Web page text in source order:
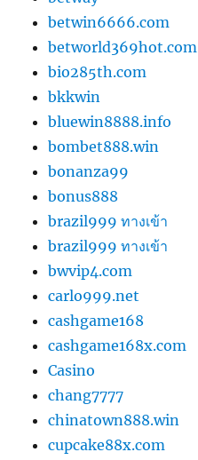
betwin6666.com
betworld369hot.com
bio285th.com
bkkwin
bluewin8888.info
bombet888.win
bonanza99
bonus888
brazil999 ทางเข้า
brazil999 ทางเข้า
bwvip4.com
carlo999.net
cashgame168
cashgame168x.com
Casino
chang7777
chinatown888.win
cupcake88x.com